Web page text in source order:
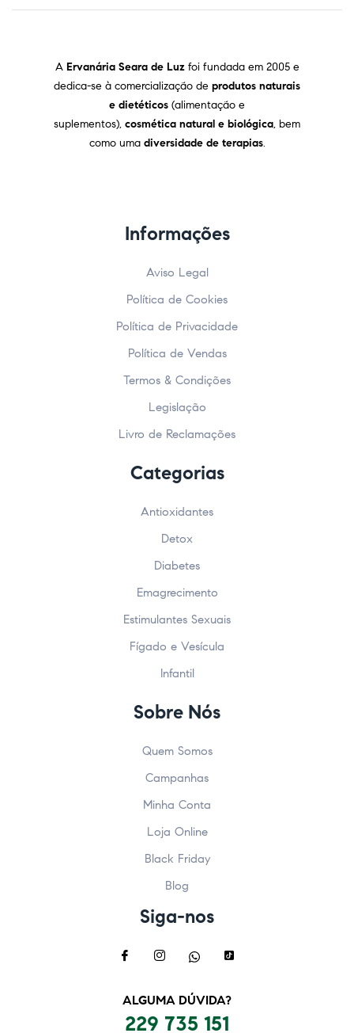
A Ervanária Seara de Luz foi fundada em 2005 e
dedica-se à comercialização de produtos naturais
e dietéticos (alimentação e
suplementos), cosmética natural e biológica, bem
como uma diversidade de terapias.
Informações
Aviso Legal
Política de Cookies
Política de Privacidade
Política de Vendas
Termos & Condições
Legislação
Livro de Reclamações
Categorias
Antioxidantes
Detox
Diabetes
Emagrecimento
Estimulantes Sexuais
Fígado e Vesícula
Infantil
Sobre Nós
Quem Somos
Campanhas
Minha Conta
Loja Online
Black Friday
Blog
Siga-nos
ALGUMA DÚVIDA?
229 735 151